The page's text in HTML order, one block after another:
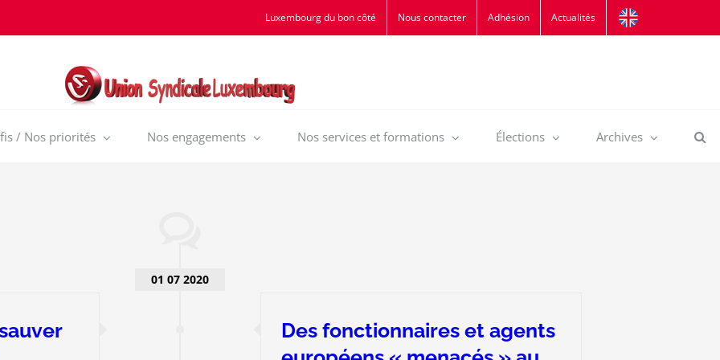
Luxembourg du bon côté Nous contacter Adhésion Actualités
/ Nos priorités Nos engagements Nos services et formations Élections Archives
01 07 2020
Des fonctionnaires et agents